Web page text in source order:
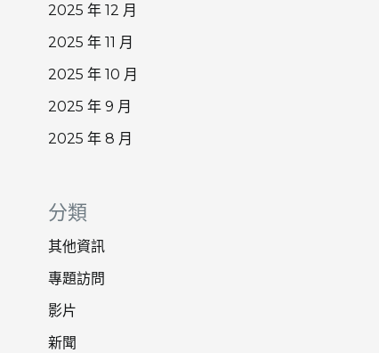
2025 年 12 月
2025 年 11 月
2025 年 10 月
2025 年 9 月
2025 年 8 月
分類
其他資訊
專題訪問
影片
新聞